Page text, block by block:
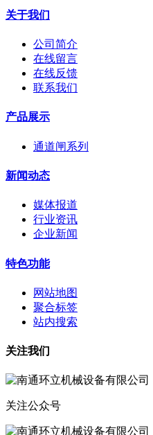
关于我们
公司简介
在线留言
在线反馈
联系我们
产品展示
通道闸系列
新闻动态
媒体报道
行业资讯
企业新闻
特色功能
网站地图
聚合标签
站内搜索
关注我们
关注公众号